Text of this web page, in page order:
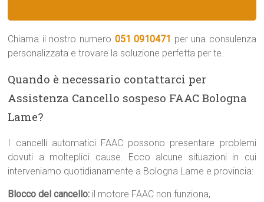
Chiama il nostro numero 051 0910471 per una consulenza
personalizzata e trovare la soluzione perfetta per te.
Quando è necessario contattarci per
Assistenza Cancello sospeso FAAC Bologna
Lame?
I cancelli automatici FAAC possono presentare problemi
dovuti a molteplici cause. Ecco alcune situazioni in cui
interveniamo quotidianamente a Bologna Lame e provincia:
Blocco del cancello: il motore FAAC non funziona,